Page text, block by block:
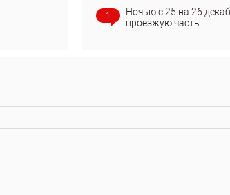
1
Ночью с 25 на 26
проезжую часть